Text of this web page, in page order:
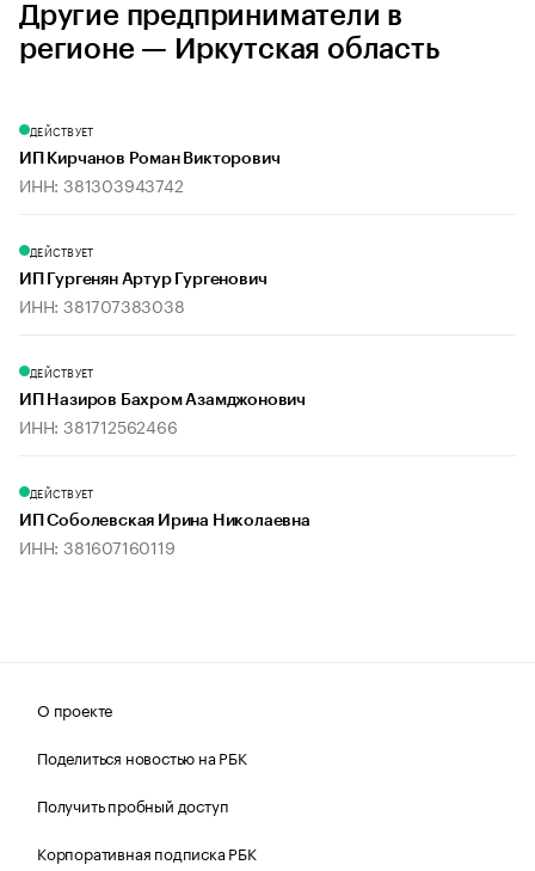
Другие предприниматели в
регионе — Иркутская область
ДЕЙСТВУЕТ
ИП Кирчанов Роман Викторович
ИНН: 381303943742
ДЕЙСТВУЕТ
ИП Гургенян Артур Гургенович
ИНН: 381707383038
ДЕЙСТВУЕТ
ИП Назиров Бахром Азамджонович
ИНН: 381712562466
ДЕЙСТВУЕТ
ИП Соболевская Ирина Николаевна
ИНН: 381607160119
О проекте
Поделиться новостью на РБК
Получить пробный доступ
Корпоративная подписка РБК